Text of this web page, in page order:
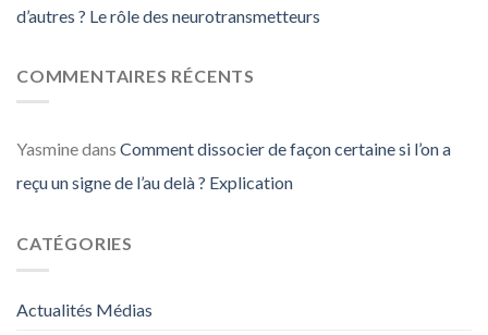
d’autres ? Le rôle des neurotransmetteurs
COMMENTAIRES RÉCENTS
Yasminedans Comment dissocier de façon certaine si l’on a
reçu un signe de l’au delà ? Explication
CATÉGORIES
Actualités Médias